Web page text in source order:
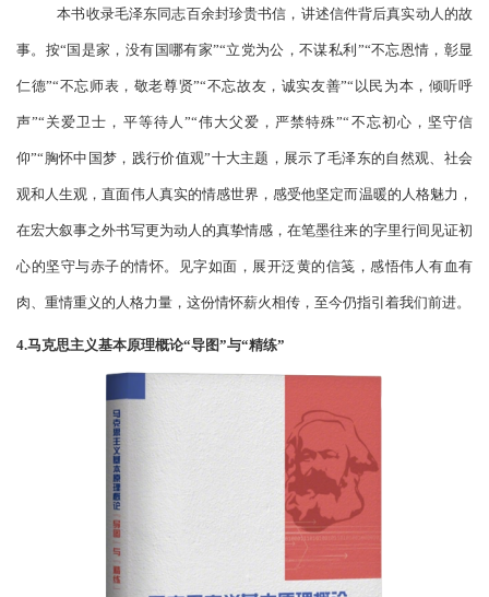
本书收录毛泽东同志百余封珍贵书信，讲述信件背后真实动人的故
事。按“国是家，没有国哪有家”“立党为公，不谋私利”“不忘恩情，彰显
仁德”“不忘师表，敬老尊贤”“不忘故友，诚实友善”“以民为本，倾听呼
声”“关爱卫士 ， 平等待人 ”“伟大父爱，严禁特殊”“不忘初心，坚守信
仰”“胸怀中国梦，践行价值观”十大主题，展示了毛泽东的自然观、社会
观和人生观，直面伟人真实的情感世界，感受他坚定而温暖的人格魅力，
在宏大叙事之外书写更为动人的真挚情感，在笔墨往来的字里行间见证初
心的坚守与赤子的情怀。见字如面，展开泛黄的信笺，感悟伟人有血有
肉、重情重义的人格力量，这份情怀薪火相传，至今仍指引着我们前进。
4.马克思主义基本原理概论“导图”与“精练”